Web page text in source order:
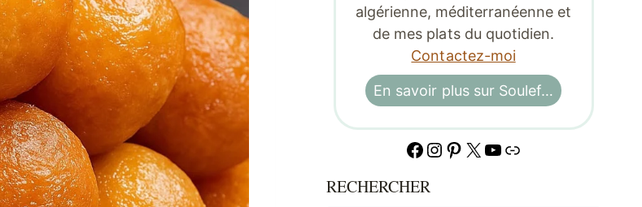
algérienne, méditerranéenne et
de mes plats du quotidien.
Contactez-moi
En savoir plus sur Soulef…
Facebook
Instagram
Pinterest
X YouTube
Lien
RECHERCHER